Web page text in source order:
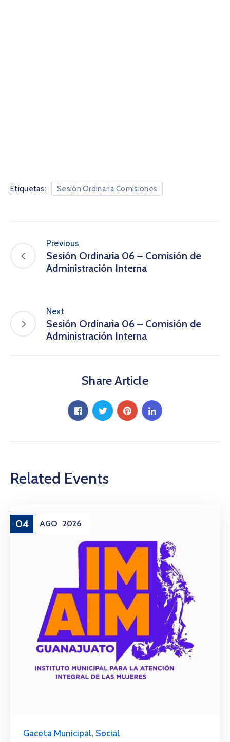
Etiquetas: Sesión Ordinaria Comisiones
Previous
Sesión Ordinaria 06 – Comisión de
Administración Interna
Next
Sesión Ordinaria 06 – Comisión de
Administración Interna
Share Article
Related Events
04 AGO 2026
Gaceta Municipal, Social